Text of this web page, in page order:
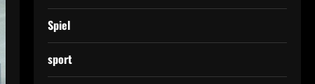
Spiel
sport